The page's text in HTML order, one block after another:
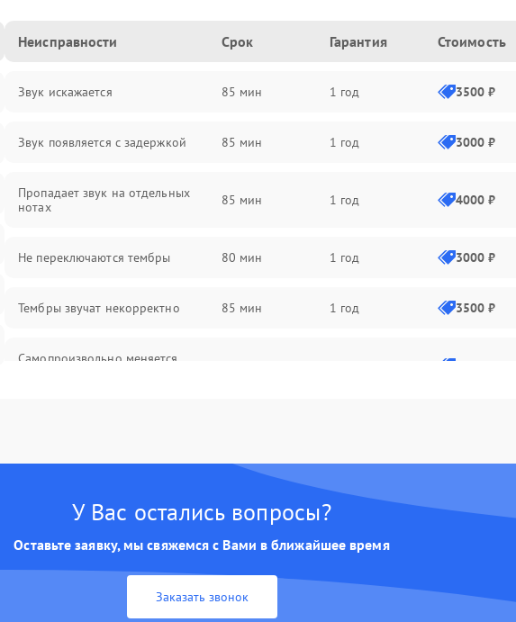
Неисправности Срок Гарантия Стоимость
Звук искажается 85 мин 1 год 3500 ₽
Звук появляется с задержкой 85 мин 1 год 3000 ₽
Пропадает звук на отдельных
нотах
85 мин 1 год 4000 ₽
Не переключаются тембры 80 мин 1 год 3000 ₽
Тембры звучат некорректно 85 мин 1 год 3500 ₽
Самопроизвольно меняется
2800 ₽
У Вас остались вопросы?
Оставьте заявку, мы свяжемся с Вами в ближайшее время
Заказать звонок